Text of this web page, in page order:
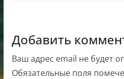
Добавить
Ваш адрес email не будет
Обязательные поля